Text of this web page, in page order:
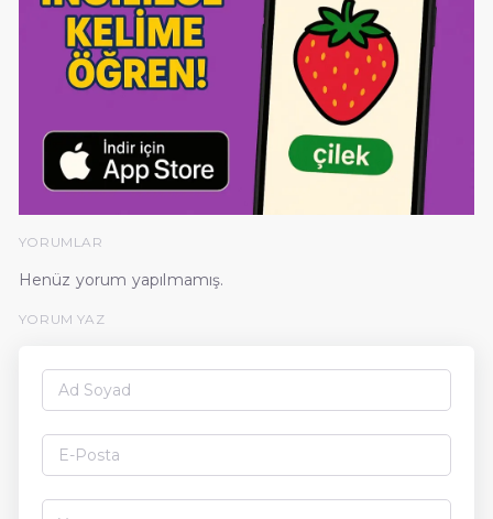
YORUMLAR
Henüz yorum yapılmamış.
YORUM YAZ